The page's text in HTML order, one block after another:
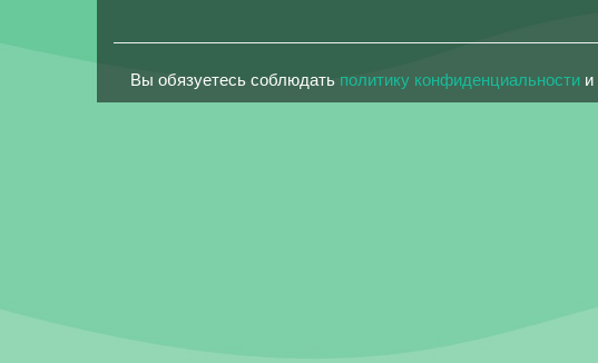
Вы обязуетесь соблюдать политику конфиденциальности и